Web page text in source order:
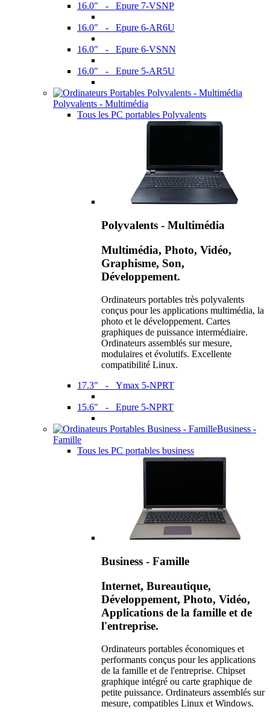
16.0" - Epure 7-VSNP
16.0" - Epure 6-AR6U
16.0" - Epure 6-VSNN
16.0" - Epure 5-AR5U
Polyvalents - Multimédia
Tous les PC portables Polyvalents
Polyvalents - Multimédia
Multimédia, Photo, Vidéo,
Graphisme, Son,
Développement.
Ordinateurs portables très polyvalents
conçus pour les applications multimédia, la
photo et le développement. Cartes
graphiques de puissance intermédiaire.
Ordinateurs assemblés sur mesure,
modulaires et évolutifs. Excellente
compatibilité Linux.
17.3" - Ymax 5-NPRT
15.6" - Epure 5-NPRT
Business -
Famille
Tous les PC portables business
Business - Famille
Internet, Bureautique,
Développement, Photo, Vidéo,
Applications de la famille et de
l'entreprise.
Ordinateurs portables économiques et
performants conçus pour les applications
de la famille et de l'entreprise. Chipset
graphique intégré ou carte graphique de
petite puissance. Ordinateurs assemblés sur
mesure, compatibles Linux et Windows.